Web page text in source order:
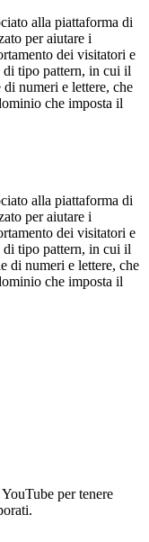
alla piattaforma di
per aiutare i
dei visitatori e
di tipo pattern, in cui il
numeri e lettere, che
che imposta il
alla piattaforma di
per aiutare i
dei visitatori e
di tipo pattern, in cui il
di numeri e lettere, che
che imposta il
per tenere